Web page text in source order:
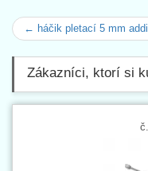
← háčik pletací 5 mm
Zákazníci, ktorí si